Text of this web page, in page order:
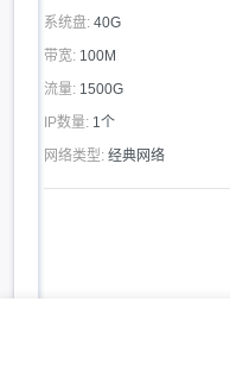
系统盘: 40G
带宽: 100M
流量: 1500G
IP数量: 1个
网络类型: 经典网络